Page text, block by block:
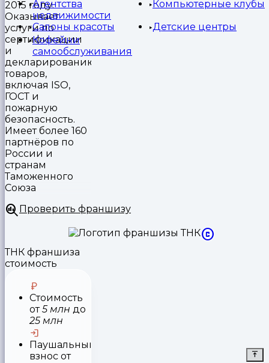
Агентства
недвижимости
Компьютерные клубы
Салоны красоты
Детские центры
Кофейни
самообслуживания
2015 году.
Оказывает
услуги по
сертификации
и
декларированию
товаров,
включая ISO,
ГОСТ и
пожарную
безопасность.
Имеет более 160
партнёров по
России и
странам
Таможенного
Союза
Проверить франшизу
ТНК франшиза
стоимость
Стоимость
от5 млн до
25 млн
Паушальный
взнос от